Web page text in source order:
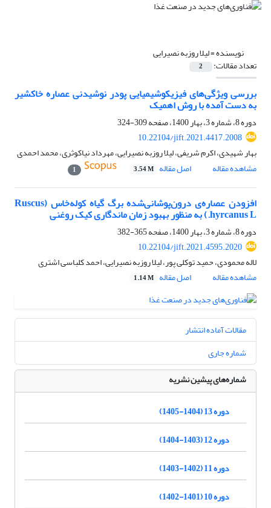
نویسنده =لیلا روزبه نصیرایی
تعداد مقالات: 2
بررسی ویژگی‌های فیزیکوشیمیایی پودر نوشیدنی عصاره خاکشیر
به دست آمده با روش اهمیک
دوره 8، شماره 3، بهار 1400، صفحه
309-324
10.22104/jift.2021.4417.2008
بهار شهیدی، اکرم شریفی، لیلا روزبه نصیرایی، مهرداد نیاکوثری، محمد احمدی
مشاهده مقاله
اصل مقاله 3.54 M
1
افزودن عصاره‌ی درون‌پوشانی‌شده برگ گیاه کوله‌خاس (Ruscus
hyrcanus L.) به منظور بهبود زمان ماندگاری کیک روغنی
دوره 8، شماره 3، بهار 1400، صفحه
365-382
10.22104/jift.2021.4595.2020
لاله محمودی، حمید توکلی پور، لیلا روزبه نصیرایی، احمد کلباسی اشتری
مشاهده مقاله
اصل مقاله 1.14 M
مقالات آماده انتشار
شماره جاری
شماره‌های پیشین نشریه
دوره 13 (1404-1405)
دوره 12 (1403-1404)
دوره 11 (1402-1403)
دوره 10 (1401-1402)